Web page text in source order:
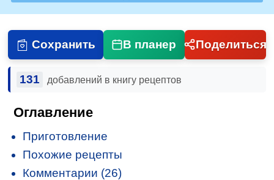
Сохранить В планер Поделиться
131 добавлений в книгу рецептов
Оглавление
Приготовление
Похожие рецепты
Комментарии (26)